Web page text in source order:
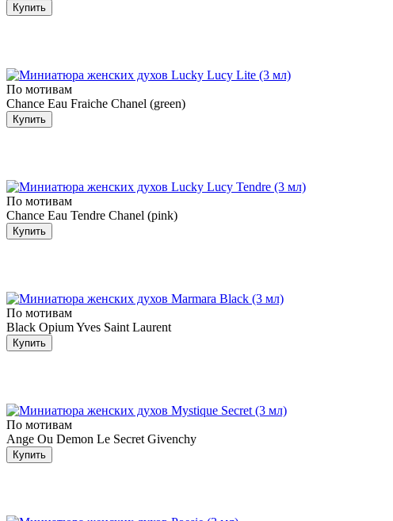
Купить
По мотивам
Chance Eau Fraiche Chanel (green)
Купить
По мотивам
Chance Eau Tendre Chanel (pink)
Купить
По мотивам
Black Opium Yves Saint Laurent
Купить
По мотивам
Ange Ou Demon Le Secret Givenchy
Купить